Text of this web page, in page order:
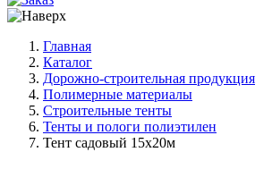
Главная
Каталог
Дорожно-строительная продукция
Полимерные материалы
Строительные тенты
Тенты и пологи полиэтилен
Тент садовый 15х20м